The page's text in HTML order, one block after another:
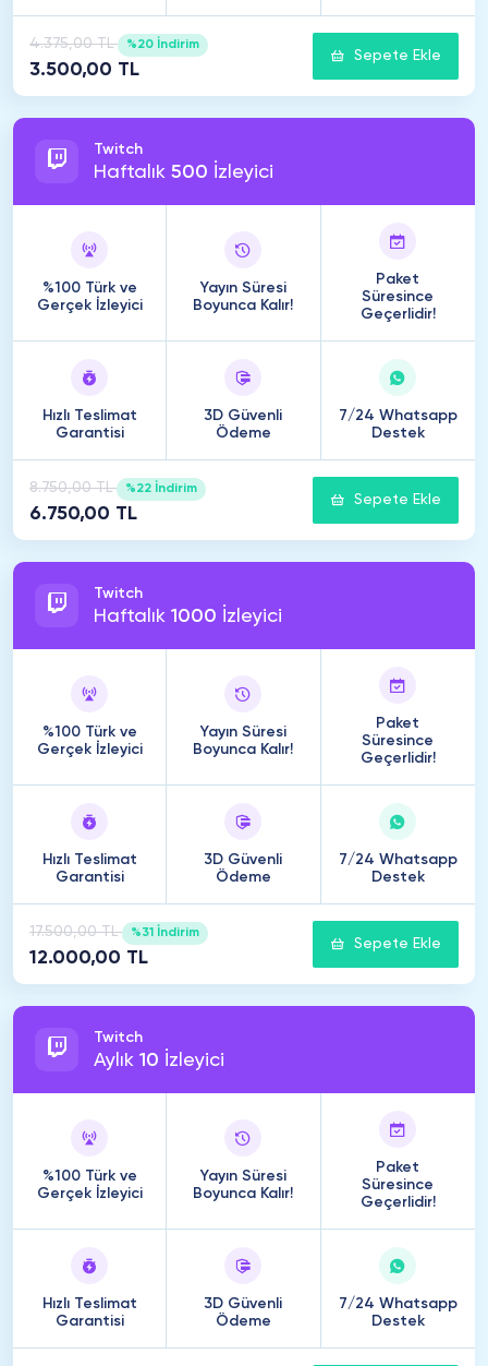
4.375,00 TL %20 İndirim
3.500,00 TL
Sepete Ekle
Twitch
Haftalık 500 İzleyici
%100 Türk ve
Gerçek İzleyici
Yayın Süresi
Boyunca Kalır!
Paket
Süresince
Geçerlidir!
Hızlı Teslimat
Garantisi
3D Güvenli
Ödeme
7/24 Whatsapp
Destek
8.750,00 TL %22 İndirim
6.750,00 TL
Sepete Ekle
Twitch
Haftalık 1000 İzleyici
%100 Türk ve
Gerçek İzleyici
Yayın Süresi
Boyunca Kalır!
Paket
Süresince
Geçerlidir!
Hızlı Teslimat
Garantisi
3D Güvenli
Ödeme
7/24 Whatsapp
Destek
17.500,00 TL %31 İndirim
12.000,00 TL
Sepete Ekle
Twitch
Aylık 10 İzleyici
%100 Türk ve
Gerçek İzleyici
Yayın Süresi
Boyunca Kalır!
Paket
Süresince
Geçerlidir!
Hızlı Teslimat
Garantisi
3D Güvenli
Ödeme
7/24 Whatsapp
Destek